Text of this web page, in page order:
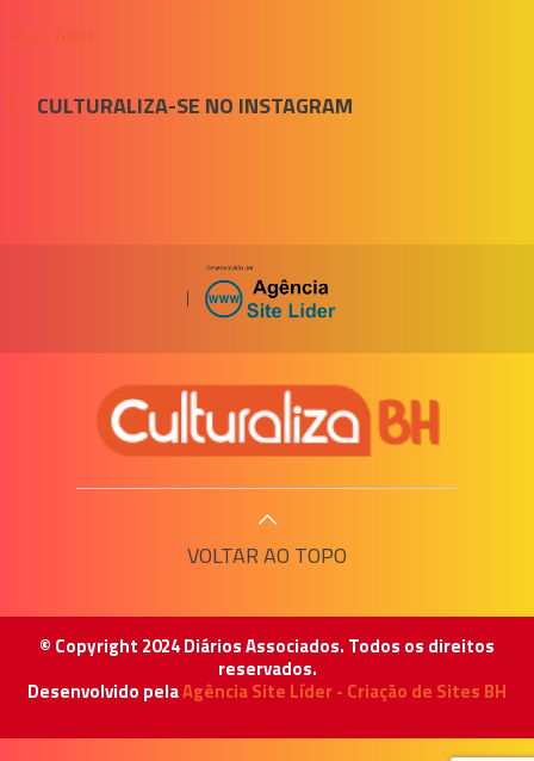
Meus Tuítes
CULTURALIZA-SE NO INSTAGRAM
|
VOLTAR AO TOPO
© Copyright 2024 Diários Associados. Todos os direitos
reservados.
Desenvolvido pelaAgência Site Líder - Criação de Sites BH